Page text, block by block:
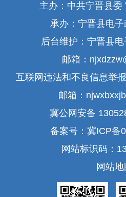
主办：中共宁晋县委
承办：宁晋县电
后台维护：宁晋县
邮箱：
互联网违法和不良信息举
邮箱：
冀公网安备
备案号：冀ICP备
网站标识码：
网站地